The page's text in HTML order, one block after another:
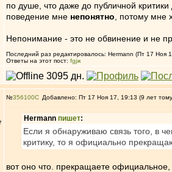
по душе, что даже до публичной
поведение мне непонятно , потому мне
Непонимание - это не обвинение и не
Последний раз редактировалось: Hermann (Пт 17 Ноя
Ответы на этот пост: fgjж
№356100 Добавлено: Пт 17 Ноя 17, 19:13 (9 лет
Hermann пишет:
Если я обнаруживаю связь того, в
критику, то я официально
вот оно что. прекращаете